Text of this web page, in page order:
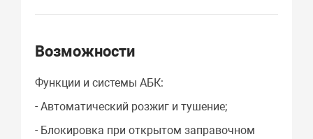
Возможности
Функции и системы АБК:
- Автоматический розжиг и тушение;
- Блокировка при открытом заправочном